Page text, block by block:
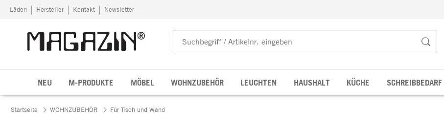
Zum Inhalt springen
Läden Hersteller Kontakt Newsletter
NEU M-PRODUKTE MÖBEL WOHNZUBEHÖR LEUCHTEN HAUSHALT KÜCHE SCHREIBBEDARF
Startseite WOHNZUBEHÖR Für Tisch und Wand